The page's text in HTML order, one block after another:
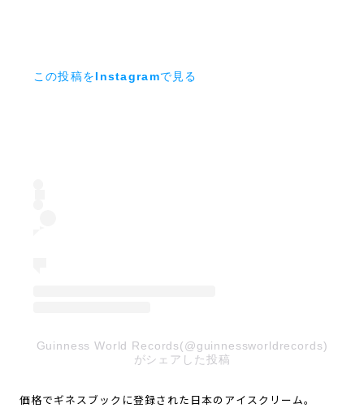
この投稿をInstagramで見る
Guinness World Records(@guinnessworldrecords)
がシェアした投稿
価格でギネスブックに登録された日本のアイスクリーム。